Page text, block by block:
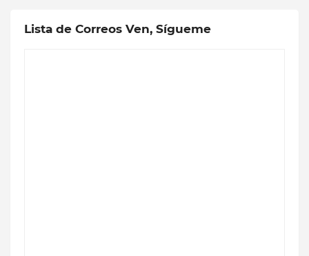
Lista de Correos Ven, Sígueme